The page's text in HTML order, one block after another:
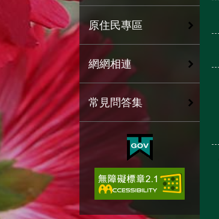
原住民專區
網網相連
常見問答集